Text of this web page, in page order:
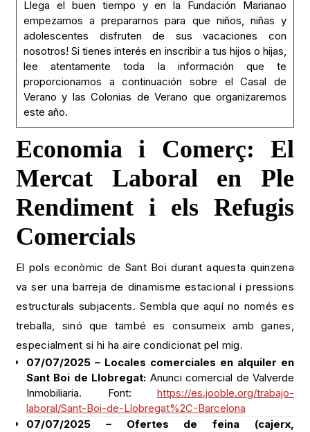
Llega el buen tiempo y en la Fundación Marianao
empezamos a prepararnos para que niños, niñas y
adolescentes disfruten de sus vacaciones con
nosotros! Si tienes interés en inscribir a tus hijos o hijas,
lee atentamente toda la información que te
proporcionamos a continuación sobre el Casal de
Verano y las Colonias de Verano que organizaremos
este año.
Economia i Comerç: El
Mercat Laboral en Ple
Rendiment i els Refugis
Comercials
El pols econòmic de Sant Boi durant aquesta quinzena
va ser una barreja de dinamisme estacional i pressions
estructurals subjacents. Sembla que aquí no només es
treballa, sinó que també es consumeix amb ganes,
especialment si hi ha aire condicionat pel mig.
07/07/2025 – Locales comerciales en alquiler en
Sant Boi de Llobregat: Anunci comercial de Valverde
Inmobiliaria. Font: https://es.jooble.org/trabajo-
laboral/Sant-Boi-de-Llobregat%2C-Barcelona
07/07/2025 – Ofertes de feina (cajerx,